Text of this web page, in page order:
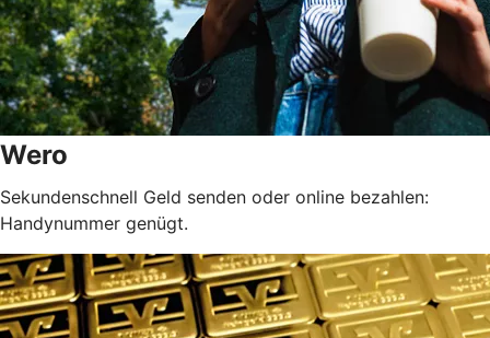
Wero
Sekundenschnell Geld senden oder online bezahlen:
Handynummer genügt.